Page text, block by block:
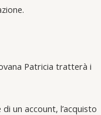
Patricia tratterà i
un account, l’acquisto